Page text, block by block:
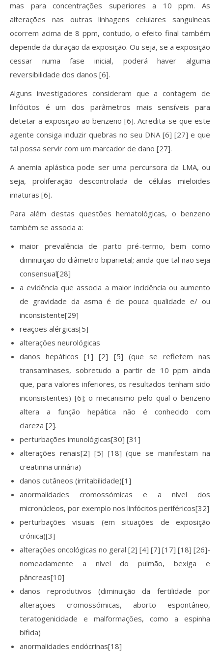
mas para concentrações superiores a 10 ppm. As
alterações nas outras linhagens celulares sanguíneas
ocorrem acima de 8 ppm, contudo, o efeito final também
depende da duração da exposição. Ou seja, se a exposição
cessar numa fase inicial, poderá haver alguma
reversibilidade dos danos [6].
Alguns investigadores consideram que a contagem de
linfócitos é um dos parâmetros mais sensíveis para
detetar a exposição ao benzeno [6]. Acredita-se que este
agente consiga induzir quebras no seu DNA [6] [27] e que
tal possa servir com um marcador de dano [27].
A anemia aplástica pode ser uma percursora da LMA, ou
seja, proliferação descontrolada de células mieloides
imaturas [6].
Para além destas questões hematológicas, o benzeno
também se associa a:
maior prevalência de parto pré-termo, bem como
diminuição do diâmetro biparietal; ainda que tal não seja
consensual[28]
a evidência que associa a maior incidência ou aumento
de gravidade da asma é de pouca qualidade e/ ou
inconsistente[29]
reações alérgicas[5]
alterações neurológicas
danos hepáticos [1] [2] [5] (que se refletem nas
transaminases, sobretudo a partir de 10 ppm ainda
que, para valores inferiores, os resultados tenham sido
inconsistentes) [6]; o mecanismo pelo qual o benzeno
altera a função hepática não é conhecido com
clareza [2].
perturbações imunológicas[30] [31]
alterações renais[2] [5] [18] (que se manifestam na
creatinina urinária)
danos cutâneos (irritabilidade)[1]
anormalidades cromossómicas e a nível dos
micronúcleos, por exemplo nos linfócitos periféricos[32]
perturbações visuais (em situações de exposição
crónica)[3]
alterações oncológicas no geral [2] [4] [7] [17] [18] [26]-
nomeadamente a nível do pulmão, bexiga e
pâncreas[10]
danos reprodutivos (diminuição da fertilidade por
alterações cromossómicas, aborto espontâneo,
teratogenicidade e malformações, como a espinha
bífida)
anormalidades endócrinas[18]